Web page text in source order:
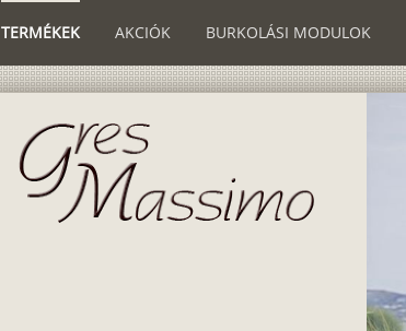
TERMÉKEK AKCIÓK BURKOLÁSI MODULOK